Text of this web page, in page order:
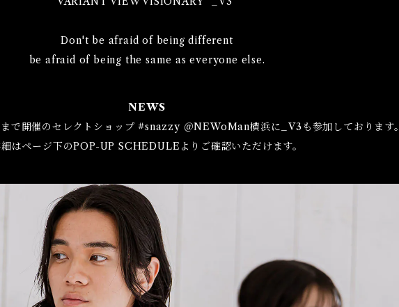
Don't be afraid of being different
be afraid of being the same as everyone else.
NEWS
で開催のセレクトショップ #snazzy ＠NEWoMan横浜に_V3も参加しております。
はページ下のPOP-UP SCHEDULEよりご確認いただけます。